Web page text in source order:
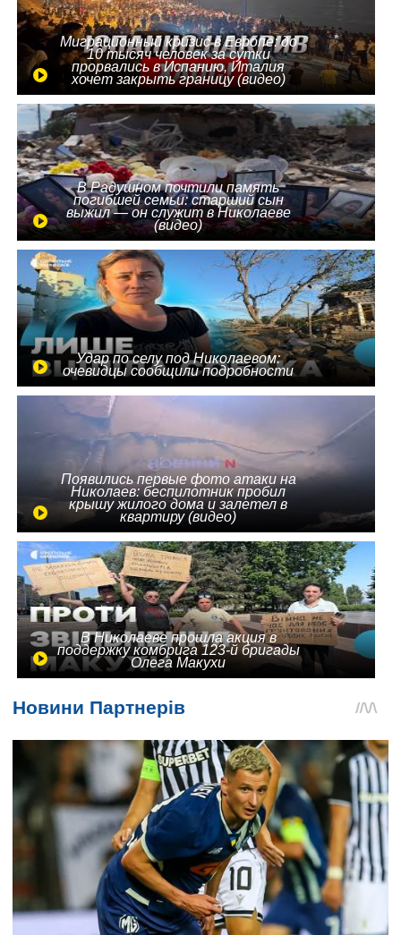
Миграционный кризис в Европе: до
10 тысяч человек за сутки
прорвались в Испанию, Италия
хочет закрыть границу (видео)
В Радушном почтили память
погибшей семьи: старший сын
выжил — он служит в Николаеве
(видео)
Удар по селу под Николаевом:
очевидцы сообщили подробности
Появились первые фото атаки на
Николаев: беспилотник пробил
крышу жилого дома и залетел в
квартиру (видео)
В Николаеве прошла акция в
поддержку комбрига 123-й бригады
Олега Макухи